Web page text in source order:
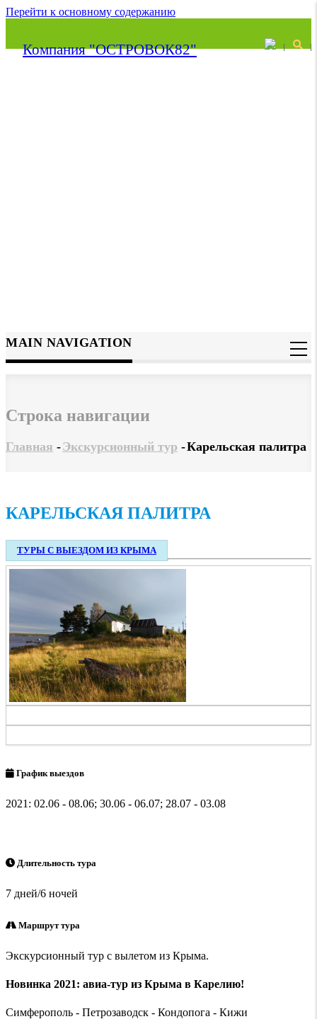
Перейти к основному содержанию
Компания "ОСТРОВОК82"
MAIN NAVIGATION
Строка навигации
Главная -Экскурсионный тур -Карельская палитра
КАРЕЛЬСКАЯ ПАЛИТРА
ТУРЫ С ВЫЕЗДОМ ИЗ КРЫМА
График выездов
2021: 02.06 - 08.06; 30.06 - 06.07; 28.07 - 03.08
Длительность тура
7 дней/6 ночей
Маршрут тура
Экскурсионный тур с вылетом из Крыма.
Новинка 2021: авиа-тур из Крыма в Карелию!
Симферополь - Петрозаводск - Кондопога - Кижи